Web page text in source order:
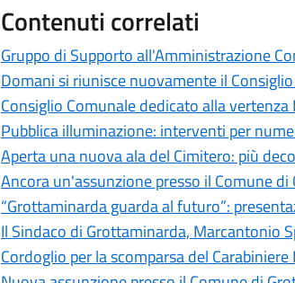
Contenuti correlati
Gruppo di Supporto all'Amministrazione
Domani si riunisce nuovamente il
Consiglio Comunale dedicato alla vertenza
Pubblica illuminazione: interventi per
Aperta una nuova ala del Cimitero: più
Ancora un'assunzione presso il Comune
“Grottaminarda guarda al futuro”:
Il Sindaco di Grottaminarda, Marcantonio
Cordoglio per la scomparsa del